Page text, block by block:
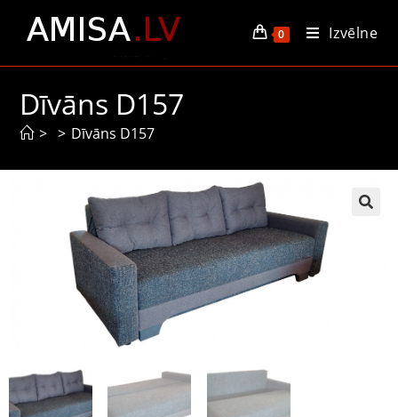
0 Izvēlne
Dīvāns D157
> > Dīvāns D157